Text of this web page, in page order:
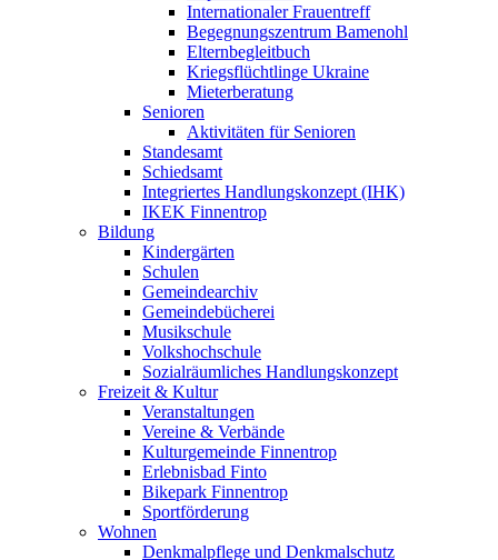
Internationaler Frauentreff
Begegnungszentrum Bamenohl
Elternbegleitbuch
Kriegsflüchtlinge Ukraine
Mieterberatung
Senioren
Aktivitäten für Senioren
Standesamt
Schiedsamt
Integriertes Handlungskonzept (IHK)
IKEK Finnentrop
Bildung
Kindergärten
Schulen
Gemeindearchiv
Gemeindebücherei
Musikschule
Volkshochschule
Sozialräumliches Handlungskonzept
Freizeit & Kultur
Veranstaltungen
Vereine & Verbände
Kulturgemeinde Finnentrop
Erlebnisbad Finto
Bikepark Finnentrop
Sportförderung
Wohnen
Denkmalpflege und Denkmalschutz